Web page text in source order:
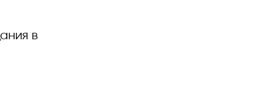
в